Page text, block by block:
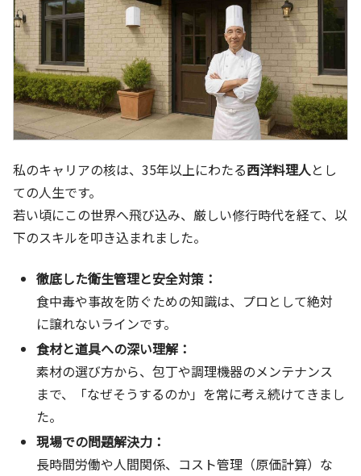
私のキャリアの核は、35年以上にわたる西洋料理人とし
ての人生です。
若い頃にこの世界へ飛び込み、厳しい修行時代を経て、以
下のスキルを叩き込まれました。
徹底した衛生管理と安全対策：
食中毒や事故を防ぐための知識は、プロとして絶対
に譲れないラインです。
食材と道具への深い理解：
素材の選び方から、包丁や調理機器のメンテナンス
まで、「なぜそうするのか」を常に考え続けてきまし
た。
現場での問題解決力：
長時間労働や人間関係、コスト管理（原価計算）な